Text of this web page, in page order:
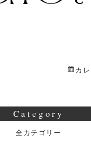
カ
Category
全カテゴリー